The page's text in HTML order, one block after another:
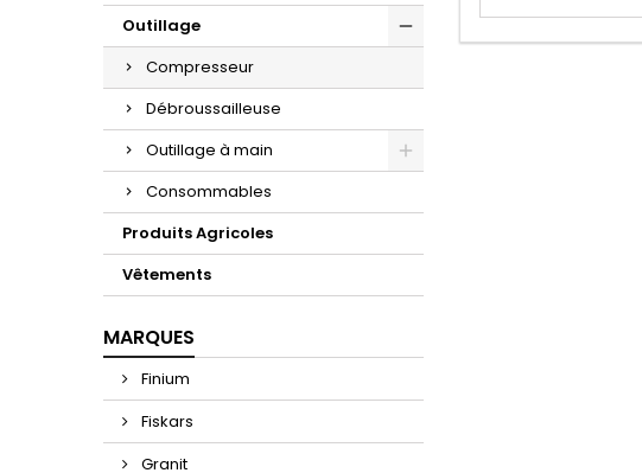
Outillage
Compresseur
Débroussailleuse
Outillage à main
Consommables
Produits Agricoles
Vêtements
MARQUES
Finium
Fiskars
Granit